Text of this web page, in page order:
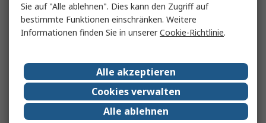
Sie auf "Alle ablehnen". Dies kann den Zugriff auf
bestimmte Funktionen einschränken. Weitere
Informationen finden Sie in unsererCookie-Richtlinie.
Alle akzeptieren
Cookies verwalten
Alle ablehnen